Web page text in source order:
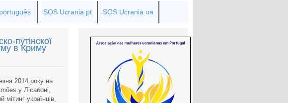
SOS Ucrania pt SOS Ucrania ua
путінскої
в Криму
2014 року на
у Лісабоні,
мітинг українців,